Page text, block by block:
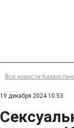
Все новости
19 декабря 2024 10:53